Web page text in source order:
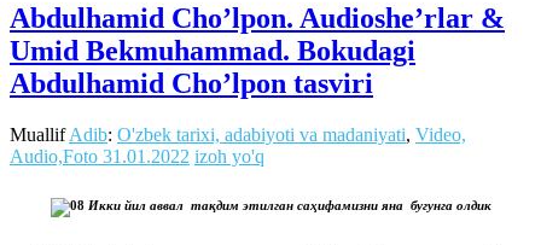
Abdulhamid Cho’lpon. Audioshe’rlar &
Umid Bekmuhammad. Bokudagi
Abdulhamid Cho’lpon tasviri
MuallifAdib: O'zbek tarixi, adabiyoti va madaniyati, Video,
Audio,Foto 31.01.2022 izoh yo'q
Икки йил аввал тақдим этилган саҳифамизни яна бугунга олдик